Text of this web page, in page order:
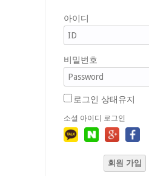
아이디
비밀번호
로그인 상태유지
소셜 아이디 로그인
회원 가입